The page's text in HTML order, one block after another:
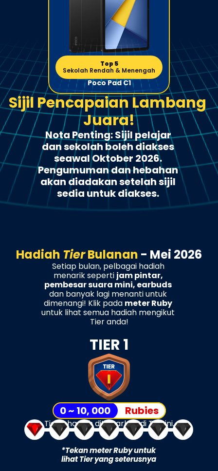
Top 5
Sekolah Rendah & Menengah
Poco Pad C1
Sijil Pencapaian Lambang
Juara!
Nota Penting: Sijil pelajar
dan sekolah boleh diakses
seawal Oktober 2026.
Pengumuman dan hebahan
akan diadakan setelah sijil
sedia untuk diakses.
Hadiah Tier Bulanan - Mei 2026
Setiap bulan, pelbagai hadiah
menarik seperti jam pintar,
pembesar suara mini, earbuds
dan banyak lagi menanti untuk
dimenangi! Klik pada meter Ruby
untuk lihat semua hadiah mengikut
Tier anda!
TIER 1
0 ~ 10, 000 Rubies
Tiada hadiah ditawarkan di Tier ini.
*Tekan meter Ruby untuk
lihat Tier yang seterusnya